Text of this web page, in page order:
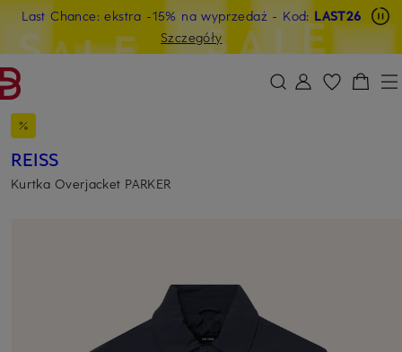
PRZEJDŹ DO GŁÓWNEJ TREŚCI PRZEJDŹ DO WYSZUKIWANIA
Last Chance: ekstra -15% na wyprzedaż - Kod: LAST26
Szczegóły
REISS
Kurtka Overjacket PARKER